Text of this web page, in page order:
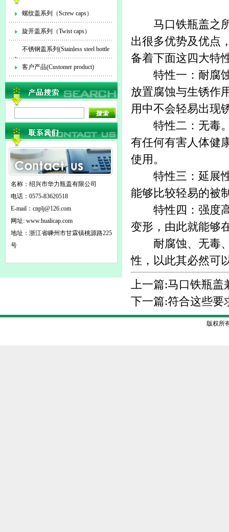
螺纹盖系列（Screw caps）
旋开盖系列（Twist caps）
不锈钢盖系列(Stainless steel bottle
cap)
客户产品(Customer product)
名称：绍兴市华力瓶盖有限公司
电话：0575-83620518
E-mail： cnplj@126.com
网址: www.hualicap.com
地址：浙江省嵊州市甘霖镇桃源路225
号
马口铁瓶盖之
出很多优势及优点
备着下面这四大特
特性一：耐腐
放置腐蚀与生锈作
用中不会轻易出现
特性二：无毒。
有任何有害人体健
使用。
特性三：延展性
能够比较轻易的被
特性四：强度高
变形，由此就能够
耐腐蚀、无毒、
性，以此其必然可
上一篇:马口铁瓶盖
下一篇:符合这些要
版权所